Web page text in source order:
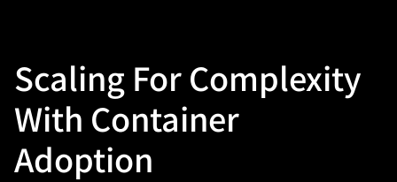
Scaling For Complexity
With Container
Adoption